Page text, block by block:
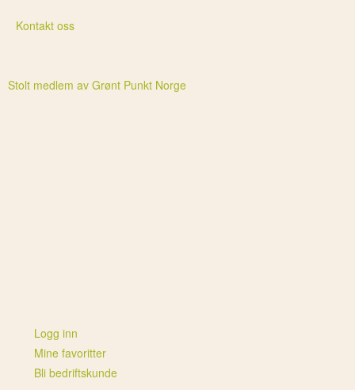
Kontakt oss
Stolt medlem av Grønt Punkt Norge
Logg inn
Mine favoritter
Bli bedriftskunde